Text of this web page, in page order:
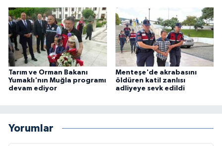
Tarım ve Orman Bakanı
Yumaklı'nın Muğla programı
devam ediyor
Menteşe'de akrabasını
öldüren katil zanlısı
adliyeye sevk edildi
Yorumlar